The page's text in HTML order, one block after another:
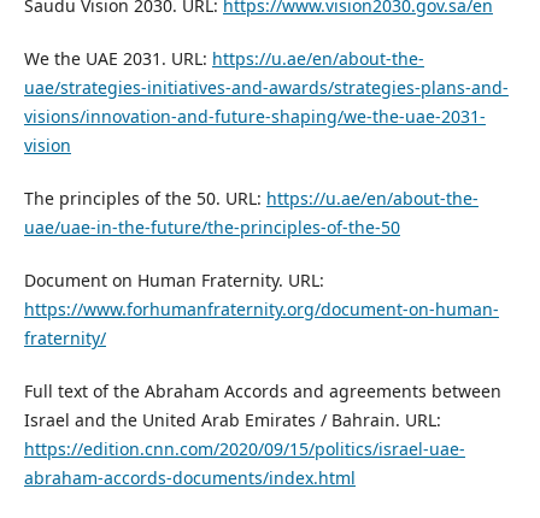
Saudu Vision 2030. URL: https://www.vision2030.gov.sa/en
We the UAE 2031. URL: https://u.ae/en/about-the-
uae/strategies-initiatives-and-awards/strategies-plans-and-
visions/innovation-and-future-shaping/we-the-uae-2031-
vision
The principles of the 50. URL: https://u.ae/en/about-the-
uae/uae-in-the-future/the-principles-of-the-50
Document on Human Fraternity. URL:
https://www.forhumanfraternity.org/document-on-human-
fraternity/
Full text of the Abraham Accords and agreements between
Israel and the United Arab Emirates / Bahrain. URL:
https://edition.cnn.com/2020/09/15/politics/israel-uae-
abraham-accords-documents/index.html